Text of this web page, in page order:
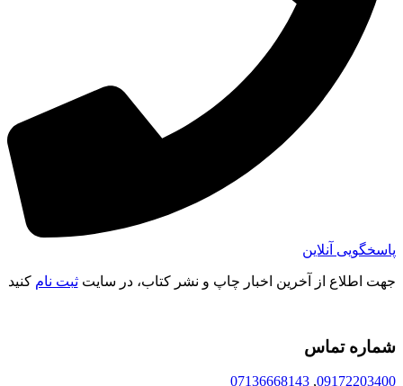
پاسخگویی آنلاین
جهت اطلاع از آخرین اخبار چاپ و نشر کتاب، در سایتثبت نام کنید
شماره تماس
09172203400
,
07136668143